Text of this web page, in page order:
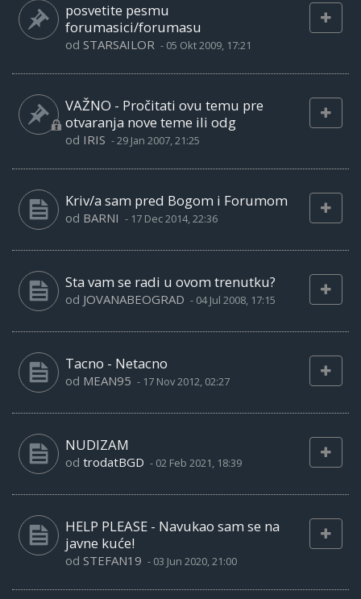
posvetite pesmu
forumasici/forumasu
od STARSAILOR - 05 Okt 2009, 17:21
VAŽNO - Pročitati ovu temu pre
otvaranja nove teme ili odg
od IRIS -29 Jan 2007, 21:25
Kriv/a sam pred Bogom i Forumom
od BARNI - 17 Dec 2014, 22:36
Sta vam se radi u ovom trenutku?
od JOVANABEOGRAD - 04 Jul 2008, 17:15
Tacno - Netacno
od MEAN95 - 17 Nov 2012, 02:27
NUDIZAM
od trodatBGD - 02 Feb 2021, 18:39
HELP PLEASE - Navukao sam se na
javne kuće!
od STEFAN19 - 03 Jun 2020, 21:00